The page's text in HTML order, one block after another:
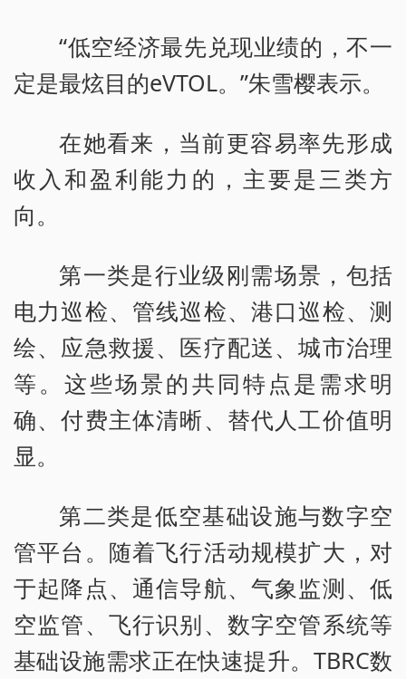
“低空经济最先兑现业绩的，不一
定是最炫目的eVTOL。”朱雪樱表示。
在她看来，当前更容易率先形成
收入和盈利能力的，主要是三类方
向。
第一类是行业级刚需场景，包括
电力巡检、管线巡检、港口巡检、测
绘、应急救援、医疗配送、城市治理
等。这些场景的共同特点是需求明
确、付费主体清晰、替代人工价值明
显。
第二类是低空基础设施与数字空
管平台。随着飞行活动规模扩大，对
于起降点、通信导航、气象监测、低
空监管、飞行识别、数字空管系统等
基础设施需求正在快速提升。TBRC数